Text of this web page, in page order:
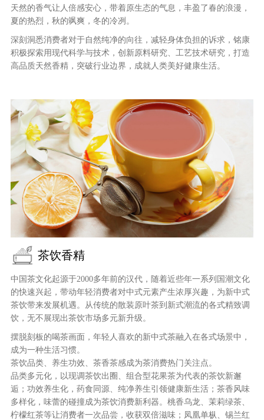
天然的香气让人倍感安心，带着原生态的气息，丰盈了春的浪漫，
夏的热烈，秋的飒爽，冬的冷冽。
深刻洞悉消费者对于自然纯净的向往，减轻身体负担的诉求，铭康
积极探索用现代科学与技术，创新原料研究、工艺技术研究，打造
高品质天然香精，突破行业边界，成就人类美好健康生活。
茶饮香精
中国茶文化起源于2000多年前的汉代，随着近些年一系列国潮文化
的快速兴起，带动年轻消费者对中式元素产生浓厚兴趣，为新中式
茶饮带来发展机遇。从传统的散装原叶茶到新式潮流的各式精致调
饮，无不展现出茶饮市场多元新升级。
摆脱刻板的喝茶画面，年轻人喜欢的新中式茶融入在各式场景中，
成为一种生活习惯。
茶饮品类、养生功效、茶香茶感成为茶消费热门关注点。
品类多元化，以现调茶饮出圈、组合型花果茶为代表的茶饮新邂
逅；功效养生化，药食同源、纯净养生引领健康新生活；茶香风味
多样化，味蕾的碰撞成为茶饮消费新利器。桃香乌龙、茉莉绿茶、
柠檬红茶等让消费者一次品尝，收获双倍滋味；凤凰单枞、锡兰红